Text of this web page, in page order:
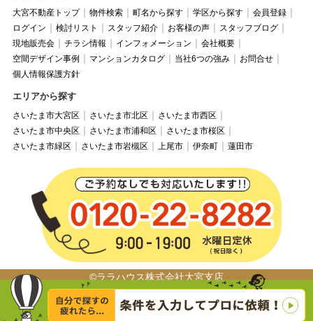
大宮不動産トップ 物件検索 町名から探す 学区から探す
会員登録
ログイン
検討リスト スタッフ紹介 お客様の声
スタッフブログ
現地販売会
チラシ情報 インフォメーション
会社概要
空間デザイン事例
マンションカタログ 当社6つの強み
お問合せ
個人情報保護方針
エリアから探す
さいたま市大宮区 さいたま市北区
さいたま市西区
さいたま市中央区
さいたま市浦和区
さいたま市桜区
さいたま市緑区
さいたま市岩槻区 上尾市 伊奈町 蓮田市
©ララハウス株式会社大宮支店